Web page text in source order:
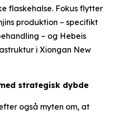
flaskehalse. Fokus flytter
produktion – specifikt
– og Hebeis
i Xiongan New
strategisk dybde
også myten om, at